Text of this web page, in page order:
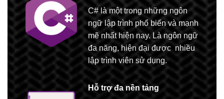
C# là một trong những ngôn
ngữ lập trình phổ biến và mạnh
mẽ nhất hiện nay. Là ngôn ngữ
đa năng, hiện đại được nhiều
lập trình viên sử dụng.
Hỗ trợ đa nền tảng